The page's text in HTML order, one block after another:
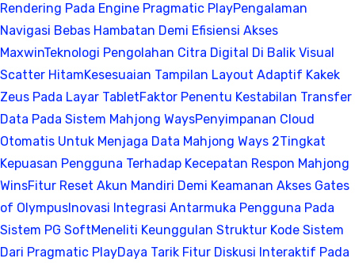
Rendering Pada Engine Pragmatic PlayPengalaman
Navigasi Bebas Hambatan Demi Efisiensi Akses
MaxwinTeknologi Pengolahan Citra Digital Di Balik Visual
Scatter HitamKesesuaian Tampilan Layout Adaptif Kakek
Zeus Pada Layar TabletFaktor Penentu Kestabilan Transfer
Data Pada Sistem Mahjong WaysPenyimpanan Cloud
Otomatis Untuk Menjaga Data Mahjong Ways 2Tingkat
Kepuasan Pengguna Terhadap Kecepatan Respon Mahjong
WinsFitur Reset Akun Mandiri Demi Keamanan Akses Gates
of Olympus Inovasi Integrasi Antarmuka Pengguna Pada
Sistem PG SoftMeneliti Keunggulan Struktur Kode Sistem
Dari Pragmatic PlayDaya Tarik Fitur Diskusi Interaktif Pada